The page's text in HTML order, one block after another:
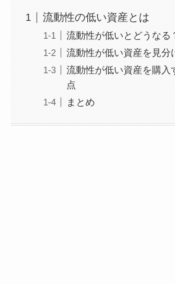
流動性の低い資産とは
流動性が低いとどうなる
流動性が低い資産を見分
流動性が低い資産を購入
点
まとめ